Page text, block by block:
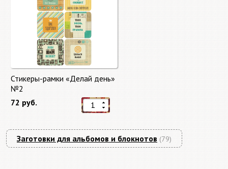
Стикеры-рамки «Делай день»
№2
72 руб.
Заготовки для альбомов и блокнотов (79)